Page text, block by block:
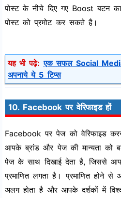
पोस्ट के नीचे दिए गए Boost बटन
पोस्ट को प्रमोट कर सकते है।
यह भी पढ़े:एक सफल Social
अपनाये ये 5 टिप्स
10. Facebook पर वेरिफाइड हों
Facebook पर पेज को वेरिफाइड
आपके ब्रांड और पेज की मान्यता को
पेज के साथ दिखाई देता है, जिससे
प्रमाणित लगता है। प्रमाणित होने
अलग होता है और आपके दर्शकों में